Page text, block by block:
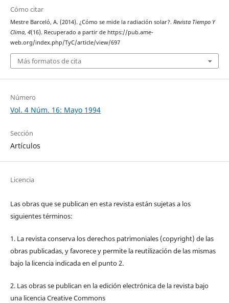
Cómo citar
Mestre Barceló, A. (2014). ¿Cómo se mide la radiación solar?. Revista Tiempo Y
Clima, 4(16). Recuperado a partir de https://pub.ame-
web.org/index.php/TyC/article/view/697
Más formatos de cita
Número
Vol. 4 Núm. 16: Mayo 1994
Sección
Artículos
Licencia
Las obras que se publican en esta revista están sujetas a los
siguientes términos:
1. La revista conserva los derechos patrimoniales (copyright) de las
obras publicadas, y favorece y permite la reutilización de las mismas
bajo la licencia indicada en el punto 2.
2. Las obras se publican en la edición electrónica de la revista bajo
una licencia Creative Commons